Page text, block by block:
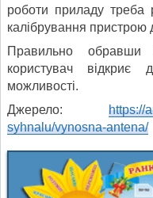
роботи приладу треба
калібрування пристрою
Правильно
користувач
можливості.
Джерело: https://
syhnalu/vynosna-antena/